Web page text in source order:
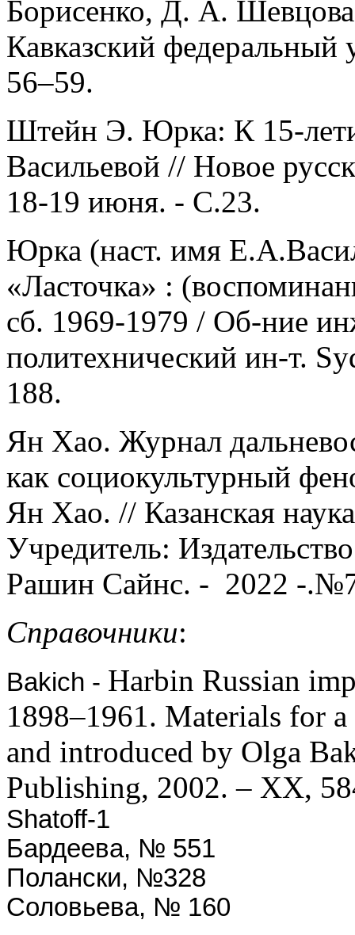
Борисенко, Д. А.
Кавказский федеральный
56–59.
Штейн Э. Юрка: К 15-
Васильевой // Новое
18-19 июня. - С.23.
Юрка (наст. имя
«Ласточка» :
сб. 1969-1979 / Об-ние
политехнический ин-т.
188.
Ян Хао. Журнал
как социокультурный
Ян Хао. // Казанская
Учредитель:
Рашин Сайнс. - 2022 -
Справочники:
Bakich - Harbin Russian
1898–1961. Materials for
and introduced by Olga
Publishing, 2002. – XX,
Shatoff-1
Бардеева, № 551
Полански, №328
Соловьева, № 160